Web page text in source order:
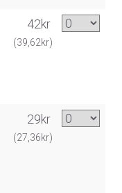
42kr
(39,62kr)
29kr
(27,36kr)